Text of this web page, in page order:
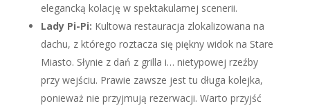
elegancką kolację w spektakularnej scenerii.
Lady Pi-Pi: Kultowa restauracja zlokalizowana na
dachu, z którego roztacza się piękny widok na Stare
Miasto. Słynie z dań z grilla i… nietypowej rzeźby
przy wejściu. Prawie zawsze jest tu długa kolejka,
ponieważ nie przyjmują rezerwacji. Warto przyjść